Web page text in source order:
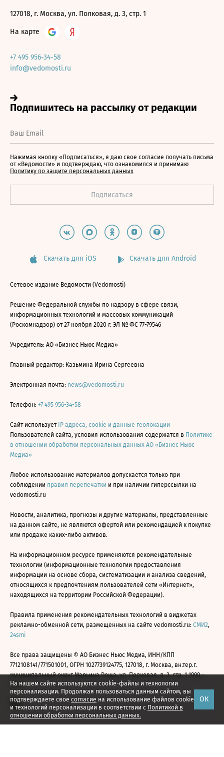
На нашем сайте используются cookie-файлы и технологии
персонализации. Продолжая пользоваться данным сайтом, вы
подтверждаете свое согласие на использование файлов cookie
и технологий персонализации в соответствии с Политикой в
отношении обработки персональных данных.
ОК
127018, г. Москва, ул. Полковая, д. 3, стр. 1
На карте
+7 495 956-34-58
info@vedomosti.ru
Нажимая кнопку «Подписаться», я даю свое согласие получать письма
от «Ведомости» и подтверждаю, что ознакомился и принимаю
Политику по защите персональных данных
Скачать для iOS Скачать для Android
Сетевое издание Ведомости (Vedomosti)
Решение Федеральной службы по надзору в сфере связи,
информационных технологий и массовых коммуникаций
(Роскомнадзор) от 27 ноября 2020 г. ЭЛ № ФС 77-79546
Учредитель: АО «Бизнес Ньюс Медиа»
Главный редактор: Казьмина Ирина Сергеевна
Электронная почта: news@vedomosti.ru
Телефон: +7 495 956-34-58
Сайт использует IP адреса, cookie и данные геолокации
Пользователей сайта, условия использования содержатся в Политике
в отношении обработки персональных данных АО «Бизнес Ньюс
Медиа»
Любое использование материалов допускается только при
соблюдении правил перепечатки и при наличии гиперссылки на
vedomosti.ru
Новости, аналитика, прогнозы и другие материалы, представленные
на данном сайте, не являются офертой или рекомендацией к покупке
или продаже каких-либо активов.
На информационном ресурсе применяются рекомендательные
технологии (информационные технологии предоставления
информации на основе сбора, систематизации и анализа сведений,
относящихся к предпочтениям пользователей сети «Интернет»,
находящихся на территории Российской Федерации).
Правила применения рекомендательных технологий в виджетах
рекламно-обменной сети, размещенных на сайте vedomosti.ru: СМИ2,
24smi
Все права защищены © АО Бизнес Ньюс Медиа, ИНН/КПП
7712108141/771501001, ОГРН 1027739124775, 127018, г. Москва, вн.тер.г.
муниципальный округ Марьина Роща, ул. Полковая, д. 3, стр. 1 1999—
2026